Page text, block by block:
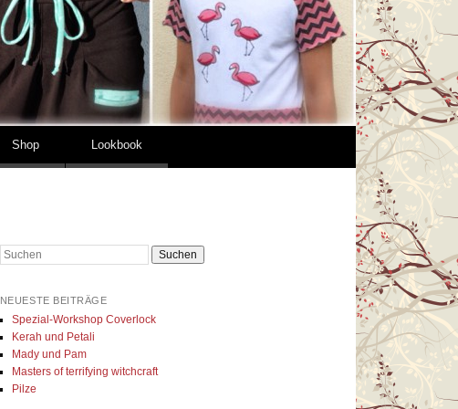
Shop Lookbook
Suchen
NEUESTE BEITRÄGE
Spezial-Workshop Coverlock
Kerah und Petali
Mady und Pam
Masters of terrifying witchcraft
Pilze